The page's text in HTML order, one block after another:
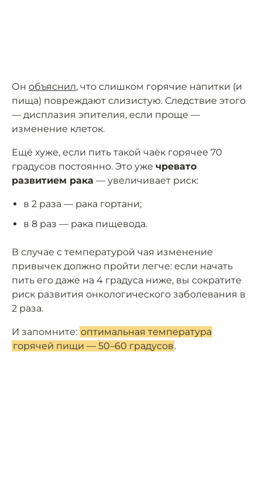
Он объяснил, что слишком горячие напитки (и
пища) повреждают слизистую. Следствие этого
— дисплазия эпителия, если проще —
изменение клеток.
Ещё хуже, если пить такой чаёк горячее 70
градусов постоянно. Это уже чревато
развитием рака — увеличивает риск:
в 2 раза — рака гортани;
в 8 раз — рака пищевода.
В случае с температурой чая изменение
привычек должно пройти легче: если начать
пить его даже на 4 градуса ниже, вы сократите
риск развития онкологического заболевания в
2 раза.
И запомните: оптимальная температура
горячей пищи — 50–60 градусов.